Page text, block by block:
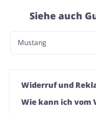
Siehe auch
Mustang
Widerruf und
Wie kann ich vom